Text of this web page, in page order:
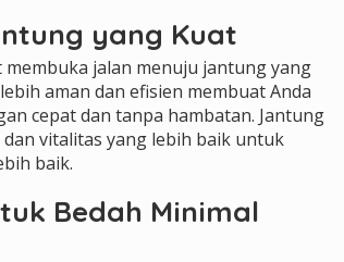
yang Kuat
jalan menuju jantung yang
aman dan efisien membuat Anda
cepat dan tanpa hambatan. Jantung
vitalitas yang lebih baik untuk
baik.
Bedah Minimal